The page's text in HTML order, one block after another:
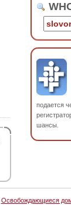
подается
шансы.
Освобождающиеся